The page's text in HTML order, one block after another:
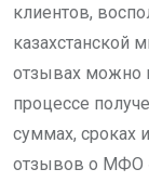
клиентов,
казахстанской
отзывах можно
процессе
суммах, сроках
отзывов о МФО